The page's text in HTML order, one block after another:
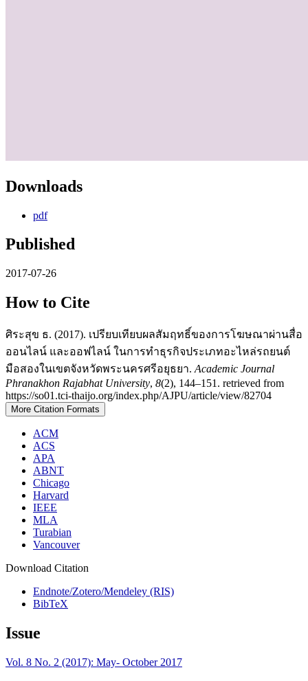
Downloads
pdf
Published
2017-07-26
How to Cite
ศิระสุข ธ. (2017). เปรียบเทียบผลสัมฤทธิ์ของการโฆษณาผ่านสื่อ
ออนไลน์ และออฟไลน์ ในการทำธุรกิจประเภทอะไหล่รถยนต์
มือสองในเขตจังหวัดพระนครศรีอยุธยา. Academic Journal
Phranakhon Rajabhat University, 8(2), 144–151. retrieved from
https://so01.tci-thaijo.org/index.php/AJPU/article/view/82704
More Citation Formats
ACM
ACS
APA
ABNT
Chicago
Harvard
IEEE
MLA
Turabian
Vancouver
Download Citation
Endnote/Zotero/Mendeley (RIS)
BibTeX
Issue
Vol. 8 No. 2 (2017): May- October 2017